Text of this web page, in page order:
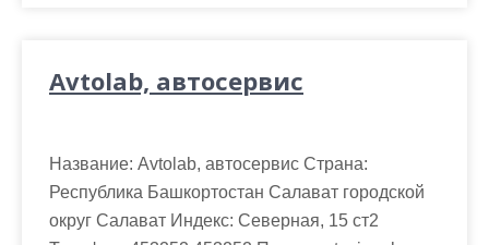
Avtolab, автосервис
Название: Avtolab, автосервис Страна:
Республика Башкортостан Салават городской
округ Салават Индекс: Северная, 15 ст2